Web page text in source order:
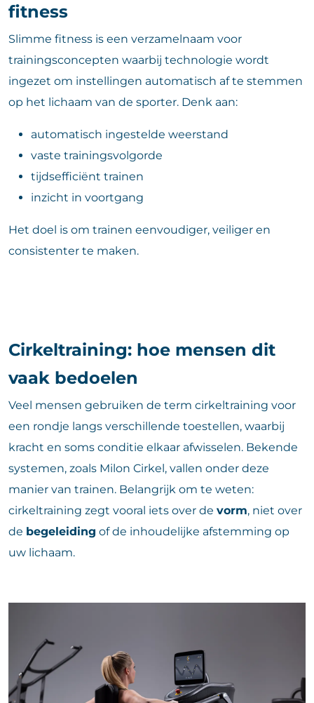
fitness
Slimme fitness is een verzamelnaam voor
trainingsconcepten waarbij technologie wordt
ingezet om instellingen automatisch af te stemmen
op het lichaam van de sporter. Denk aan:
automatisch ingestelde weerstand
vaste trainingsvolgorde
tijdsefficiënt trainen
inzicht in voortgang
Het doel is om trainen eenvoudiger, veiliger en
consistenter te maken.
Cirkeltraining: hoe mensen dit
vaak bedoelen
Veel mensen gebruiken de term cirkeltraining voor
een rondje langs verschillende toestellen, waarbij
kracht en soms conditie elkaar afwisselen. Bekende
systemen, zoals Milon Cirkel, vallen onder deze
manier van trainen. Belangrijk om te weten:
cirkeltraining zegt vooral iets over de vorm, niet over
de begeleiding of de inhoudelijke afstemming op
uw lichaam.